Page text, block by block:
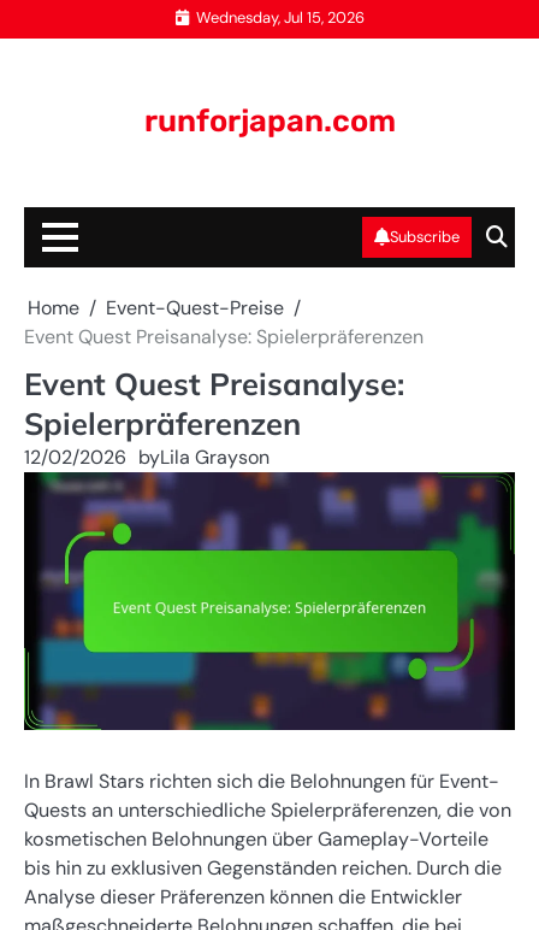
to
Wednesday, Jul 15, 2026
runforjapan.com
Subscribe
Home
Event-Quest-Preise
Event Quest Preisanalyse: Spielerpräferenzen
Event Quest Preisanalyse:
Spielerpräferenzen
12/02/2026 byLila Grayson
In Brawl Stars richten sich die Belohnungen für Event-
Quests an unterschiedliche Spielerpräferenzen, die von
kosmetischen Belohnungen über Gameplay-Vorteile
bis hin zu exklusiven Gegenständen reichen. Durch die
Analyse dieser Präferenzen können die Entwickler